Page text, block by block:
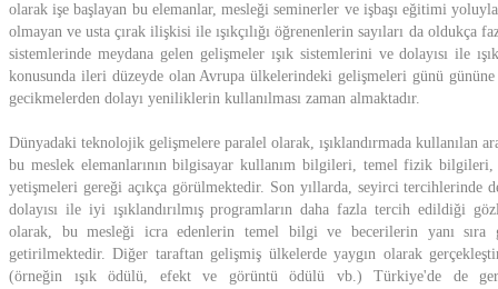
olarak işe başlayan bu elemanlar, mesleği seminerler ve işbaşı eğitimi
olmayan ve usta çırak ilişkisi ile ışıkçılığı öğrenenlerin sayıları da oldukça
sistemlerinde meydana gelen gelişmeler ışık sistemlerini ve dolayısı ile
konusunda ileri düzeyde olan Avrupa ülkelerindeki gelişmeleri günü
gecikmelerden dolayı yeniliklerin kullanılması zaman almaktadır.
Dünyadaki teknolojik gelişmelere paralel olarak, ışıklandırmada kullanılan
bu meslek elemanlarının bilgisayar kullanım bilgileri, temel fizik
yetişmeleri gereği açıkça görülmektedir. Son yıllarda, seyirci tercihlerinde
dolayısı ile iyi ışıklandırılmış programların daha fazla tercih edildiği
olarak, bu mesleği icra edenlerin temel bilgi ve becerilerin yanı sıra
getirilmektedir. Diğer taraftan gelişmiş ülkelerde yaygın olarak
(örneğin ışık ödülü, efekt ve görüntü ödülü vb.) Türkiye'de de